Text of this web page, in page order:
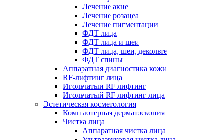
Лечение акне
Лечение розацеа
Лечение пигментации
ФДТ лица
ФДТ лица и шеи
ФДТ лица, шеи, декольте
ФДТ спины
Аппаратная диагностика кожи
RF-лифтинг лица
Игольчатый RF лифтинг
Игольчатый RF лифтинг лица
Эстетическая косметология
Компьютерная дерматоскопия
Чистка лица
Аппаратная чистка лица